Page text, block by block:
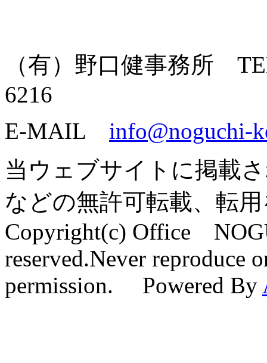
（有）野口健事務所
6216
E-MAIL info@noguchi-
当ウェブサイトに掲載
などの無許可転載、転
Copyright(c) Office
reserved.Never reproduce
permission. Powered By